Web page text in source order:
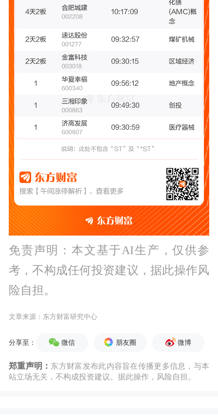
免责声明：本文基于AI生产，仅供参
考，不构成任何投资建议，据此操作风
险自担。
文章来源：东方财富研究中心
分享至： 微信 朋友圈 微博
郑重声明： 东方财富发布此内容旨在传播更多信息，与本
站立场无关，不构成投资建议。据此操作，风险自担。